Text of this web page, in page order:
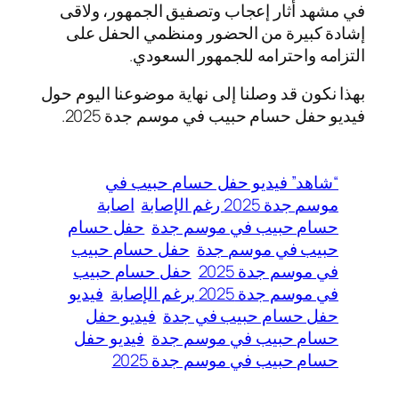
في مشهد أثار إعجاب وتصفيق الجمهور، ولاقى
إشادة كبيرة من الحضور ومنظمي الحفل على
التزامه واحترامه للجمهور السعودي.
بهذا نكون قد وصلنا إلى نهاية موضوعنا اليوم حول
فيديو حفل حسام حبيب في موسم جدة 2025.
“شاهد” فيديو حفل حسام حبيب في
موسم جدة 2025 رغم الإصابة
اصابة
حسام حبيب في موسم جدة حفل حسام
حبيب في موسم جدة حفل حسام حبيب
في موسم جدة 2025
حفل حسام حبيب
في موسم جدة 2025 برغم الإصابة
فيديو
حفل حسام حبيب في جدة فيديو حفل
حسام حبيب في موسم جدة فيديو حفل
حسام حبيب في موسم جدة 2025